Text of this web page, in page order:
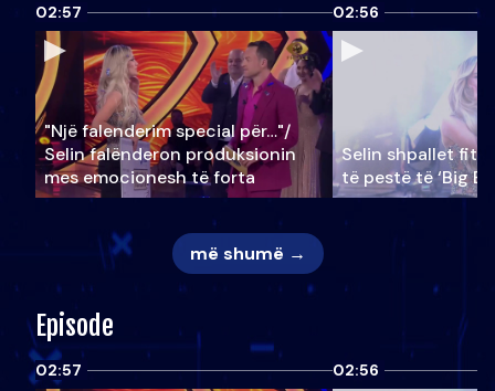
02:57
"Një falenderim special për…"/
Selin falënderon produksionin
mes emocionesh të forta
02:56
Selin shpallet
të pestë të ‘Big
më shumë →
Episode
02:57 02:56